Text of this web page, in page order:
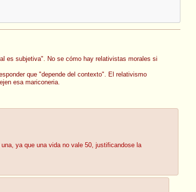
es subjetiva". No se cómo hay relativistas morales si
que "depende del contexto". El relativismo
esa mariconeria.
ya que una vida no vale 50, justificandose la